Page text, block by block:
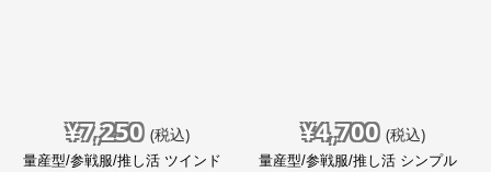
¥7,250 (税込)
量産型/参戦服/推し活 ツインド
¥4,700 (税込)
量産型/参戦服/推し活 シンプル